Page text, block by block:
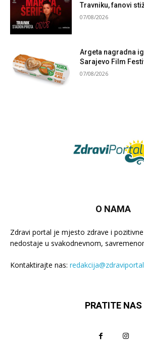
Travniku, fanovi
07/08/2026
Argeta nagradna
Sarajevo Film
07/08/2026
O NAMA
Zdravi portal je mjesto zdrave i
nedostaje u svakodnevnom,
Kontaktirajte nas:
PRATITE NAS